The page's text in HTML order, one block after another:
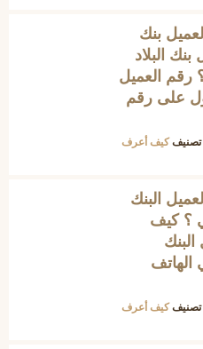
بنك
بنك البلاد
العميل
على رقم
كيف أعرف
البنك
؟ كيف
الهاتف
كيف أعرف